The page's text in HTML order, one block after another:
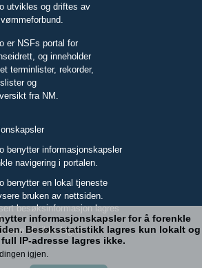
utvikles og driftes av
er NSFs portal for
og inneholder
terminlister, rekorder,
og
fra NM.
benytter informasjonskapsler
navigering i portalen.
benytter en lokal tjeneste
bruken av nettsiden.
besøksinformasjon lagres
blir ikke lagret.
informasjonskapsler for å forenkle
Besøksstatistikk lagres kun lokalt og
full IP-adresse lagres ikke.
igjen.